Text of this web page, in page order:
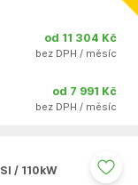
od 11 304 Kč
bez DPH / měsíc
od 7 991 Kč
bez DPH / měsíc
/ 110kW